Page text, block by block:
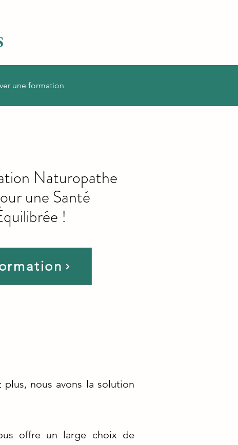
une formation
Naturopathe
une Santé
!
plus, nous avons la solution
offre un large choix de